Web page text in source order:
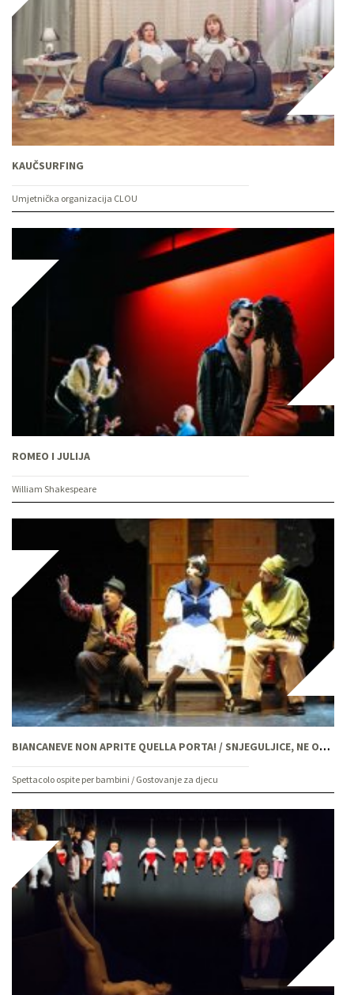
KAUČSURFING
Umjetnička organizacija CLOU
ROMEO I JULIJA
William Shakespeare
BIANCANEVE NON APRITE QUELLA PORTA! / SNJEGULJICE, NE OTVARAJTE TA VRATA!
Spettacolo ospite per bambini / Gostovanje za djecu